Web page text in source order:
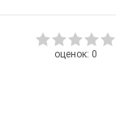
оценок: 0